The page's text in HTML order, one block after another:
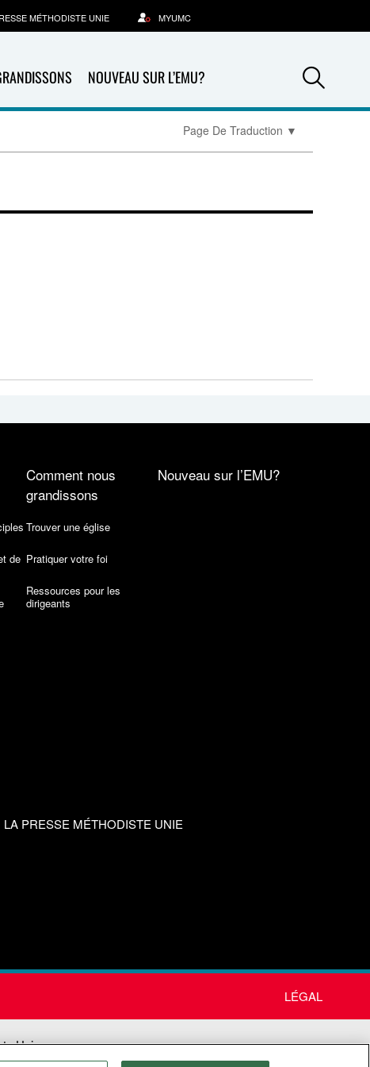
NOUVEAU SUR L’EMU?
MÉTHODISTE UNIE MYUMC
Page De Traduction ▼
de
Comment nous
grandissons
Trouver une église
Pratiquer votre foi
Ressources pour les
dirigeants
Nouveau sur l’EMU?
LA PRESSE MÉTHODISTE UNIE
LÉGAL
Unie